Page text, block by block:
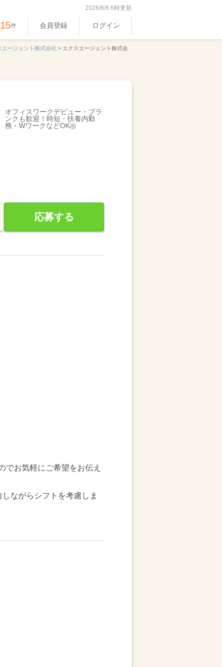
2026/8/8 6時更新
件 会員登録 ログイン
エージェント株式会社 > エクスエージェント株式会
オフィスワークデビュー・ブラ
ンクも歓迎！時短・扶養内勤
務・WワークなどOK◎
応募する
でお気軽にご希望をお伝え
ながらシフトを考慮しま